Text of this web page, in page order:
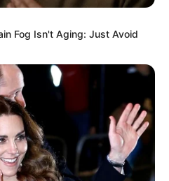
Fo​g Isn't Aging: Just Avoid